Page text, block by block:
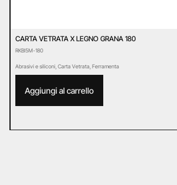
CARTA VETRATA X LEGNO GRANA 180
RKBI5M-180
Abrasivi e siliconi Carta Vetrata Ferramenta
Aggiungi al carrello